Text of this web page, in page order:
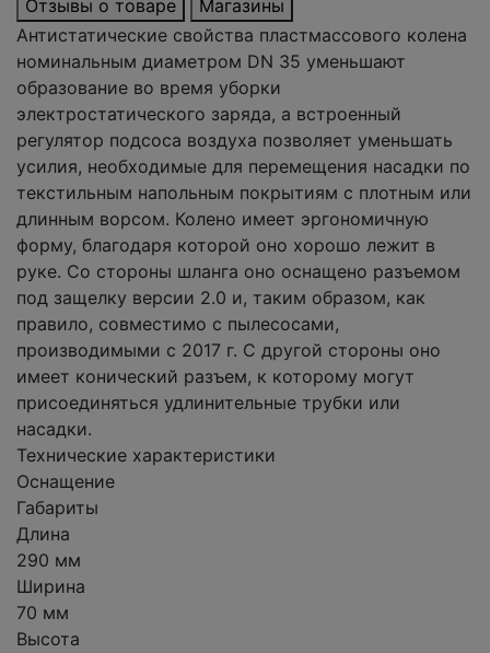
Отзывы о товаре
Магазины
Антистатические свойства пластмассового колена
номинальным диаметром DN 35 уменьшают
образование во время уборки
электростатического заряда, а встроенный
регулятор подсоса воздуха позволяет уменьшать
усилия, необходимые для перемещения насадки по
текстильным напольным покрытиям с плотным или
длинным ворсом. Колено имеет эргономичную
форму, благодаря которой оно хорошо лежит в
руке. Со стороны шланга оно оснащено разъемом
под защелку версии 2.0 и, таким образом, как
правило, совместимо с пылесосами,
производимыми с 2017 г. С другой стороны оно
имеет конический разъем, к которому могут
присоединяться удлинительные трубки или
насадки.
Технические характеристики
Оснащение
Габариты
Длина
290 мм
Ширина
70 мм
Высота